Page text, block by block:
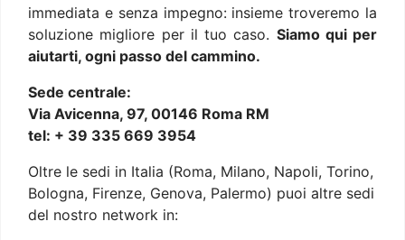
immediata e senza impegno: insieme troveremo la
soluzione migliore per il tuo caso. Siamo qui per
aiutarti, ogni passo del cammino.
Sede centrale:
Via Avicenna, 97, 00146 Roma RM
tel: + 39 335 669 3954
Oltre le sedi in Italia (Roma, Milano, Napoli, Torino,
Bologna, Firenze, Genova, Palermo) puoi altre sedi
del nostro network in: